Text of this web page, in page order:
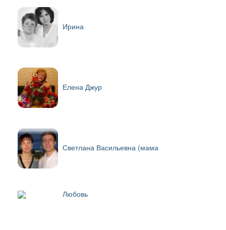
Ирина
Елена Джур
Светлана Васильевна (мама
Любовь